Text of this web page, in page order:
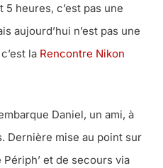
heures, c’est pas une
aujourd’hui n’est pas une
la Rencontre Nikon
Daniel, un ami, à
Dernière mise au point sur
et de secours via